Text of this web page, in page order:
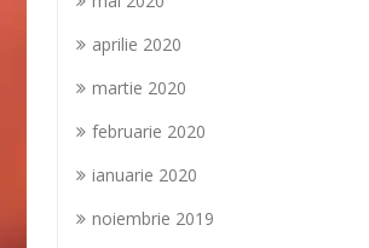
aprilie 2020
martie 2020
februarie 2020
ianuarie 2020
noiembrie 2019